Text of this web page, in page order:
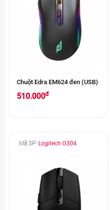
Chuột Edra EM624 đen (USB)
510.000đ
Mã SP: Logitech G304